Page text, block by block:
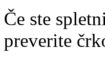
Če ste
preverite